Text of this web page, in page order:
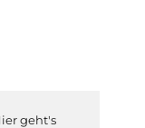
geht's